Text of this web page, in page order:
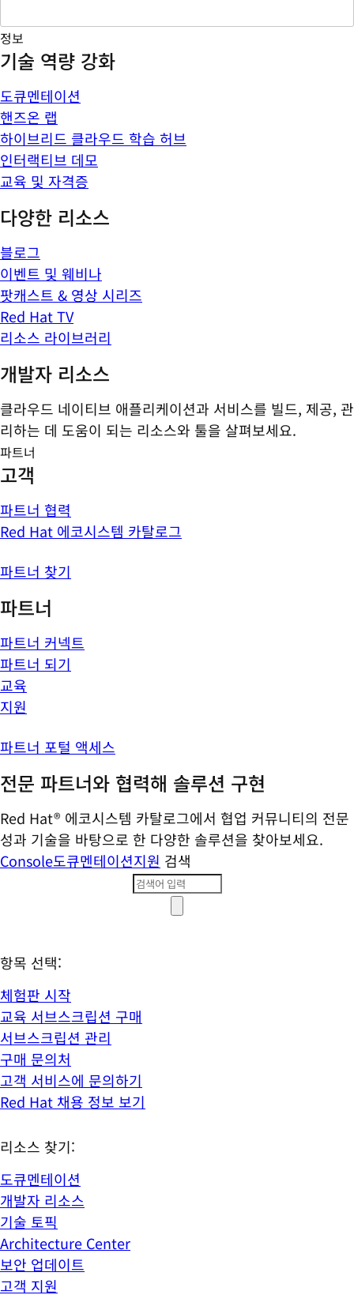
정보
기술 역량 강화
도큐멘테이션
핸즈온 랩
하이브리드 클라우드 학습 허브
인터랙티브 데모
교육 및 자격증
다양한 리소스
블로그
이벤트 및 웨비나
팟캐스트 & 영상 시리즈
Red Hat TV
리소스 라이브러리
개발자 리소스
클라우드 네이티브 애플리케이션과 서비스를 빌드, 제공, 관
리하는 데 도움이 되는 리소스와 툴을 살펴보세요.
파트너
고객
파트너 협력
Red Hat 에코시스템 카탈로그
파트너 찾기
파트너
파트너 커넥트
파트너 되기
교육
지원
파트너 포털 액세스
전문 파트너와 협력해 솔루션 구현
Red Hat® 에코시스템 카탈로그에서 협업 커뮤니티의 전문
성과 기술을 바탕으로 한 다양한 솔루션을 찾아보세요.
Console도큐멘테이션지원 검색
항목 선택:
체험판 시작
교육 서브스크립션 구매
서브스크립션 관리
구매 문의처
고객 서비스에 문의하기
Red Hat 채용 정보 보기
리소스 찾기:
도큐멘테이션
개발자 리소스
기술 토픽
Architecture Center
보안 업데이트
고객 지원